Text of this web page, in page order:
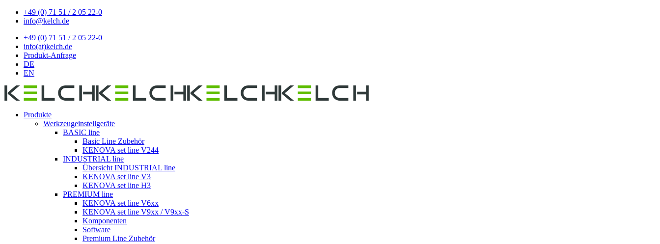
+49 (0) 71 51 / 2 05 22-0
info@kelch.de
+49 (0) 71 51 / 2 05 22-0
info(at)kelch.de
Produkt-Anfrage
DE
EN
Produkte
Werkzeugeinstellgeräte
BASIC line
Basic Line Zubehör
KENOVA set line V244
INDUSTRIAL line
Übersicht INDUSTRIAL line
KENOVA set line V3
KENOVA set line H3
PREMIUM line
KENOVA set line V6xx
KENOVA set line V9xx / V9xx-S
Komponenten
Software
Premium Line Zubehör